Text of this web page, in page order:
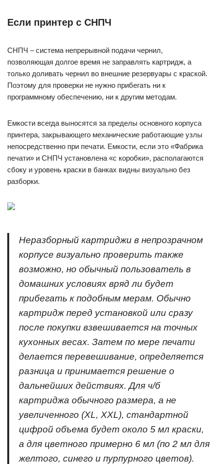
Если принтер с СНПЧ
СНПЧ – система непрерывной подачи чернил,
позволяющая долгое время не заправлять картридж, а
только доливать чернил во внешние резервуары с краской.
Поэтому для проверки не нужно прибегать ни к
программному обеспечению, ни к другим методам.
Емкости всегда выносятся за пределы основного корпуса
принтера, закрывающего механические работающие узлы
непосредственно при печати. Емкости, если это «Фабрика
печати» и СНПЧ установлена «с коробки», располагаются
сбоку и уровень краски в банках видны визуально без
разборки.
Неразборный картриджи в непрозрачном
корпусе визуально проверить также
возможно, но обычный пользователь в
домашних условиях вряд ли будет
прибегать к подобным мерам. Обычно
картридж перед установкой или сразу
после покупки взвешивается на точных
кухонных весах. Затем по мере печати
делается перевешивание, определяется
разница и принимается решение о
дальнейших действиях. Для ч/б
картриджа обычного размера, а не
увеличенного (XL, XXL), стандартной
цифрой объема будет около 5 мл краски,
а для цветного примерно 6 мл (по 2 мл для
желтого, синего и пурпурного цветов).